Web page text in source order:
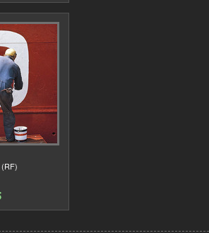
(RF)